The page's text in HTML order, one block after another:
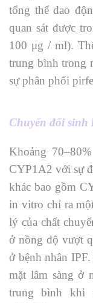
tổng thể dao
quan sát được
100 μg / ml).
trung bình trong
sự phân phối
Chuyển đổi sinh
Khoảng
CYP1A2 với sự
khác bao gồm
in vitro chỉ ra
lý của chất
ở nồng độ vượt
ở bệnh nhân
mặt lâm sàng ở
trung bình khi